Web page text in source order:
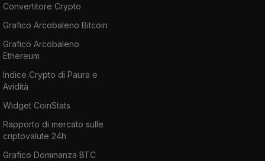
Convertitore Crypto
Grafico Arcobaleno Bitcoin
Grafico Arcobaleno
Ethereum
Indice Crypto di Paura e
Avidità
Widget CoinStats
Rapporto di mercato sulle
criptovalute 24h
Grafico Dominanza BTC